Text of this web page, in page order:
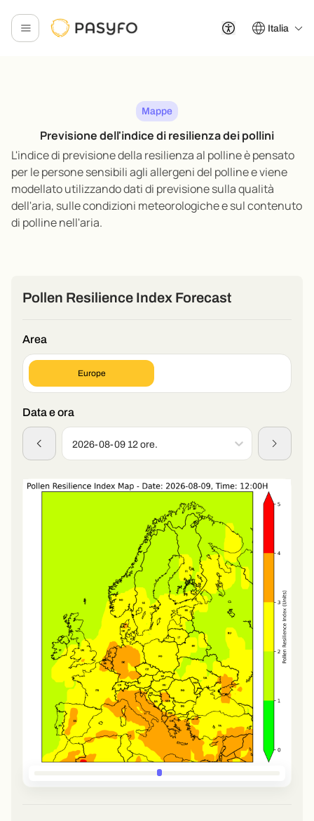
Italia
Mappe
Previsione dell'indice di resilienza dei pollini
L'indice di previsione della resilienza al polline è pensato
per le persone sensibili agli allergeni del polline e viene
modellato utilizzando dati di previsione sulla qualità
dell'aria, sulle condizioni meteorologiche e sul contenuto
di polline nell'aria.
Pollen Resilience Index Forecast
Area
Europe
Data e ora
2026-08-09 12 ore.